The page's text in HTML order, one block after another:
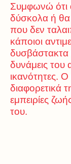
Συμφωνώ ότι
δύσκολα ή
που δεν
κάποιοι
δυσβάστακτα
δυνάμεις του
ικανότητες.
διαφορετικά
εμπειρίες
του.